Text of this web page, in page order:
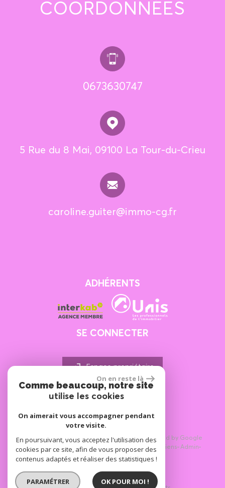
COORDONNÉES
0673630747
5 Rue du 8 Mai, 09100 La Tour-du-Crieu
caroline.guiter@immo-cg.fr
ADHÉRENTS
SE CONNECTER
Espace propriétaire
réalisé par
© 2026 | Tous droits réservés | Traduction powered by Google
Plan du site
Mentions légales Nos honoraires Liens Admin
Politique RGPD
On en reste là
Comme beaucoup, notre site
utilise les cookies
On aimerait vous accompagner pendant
votre visite.
En poursuivant, vous acceptez l'utilisation des
cookies par ce site, afin de vous proposer des
contenus adaptés et réaliser des statistiques !
PARAMÉTRER OK POUR MOI !